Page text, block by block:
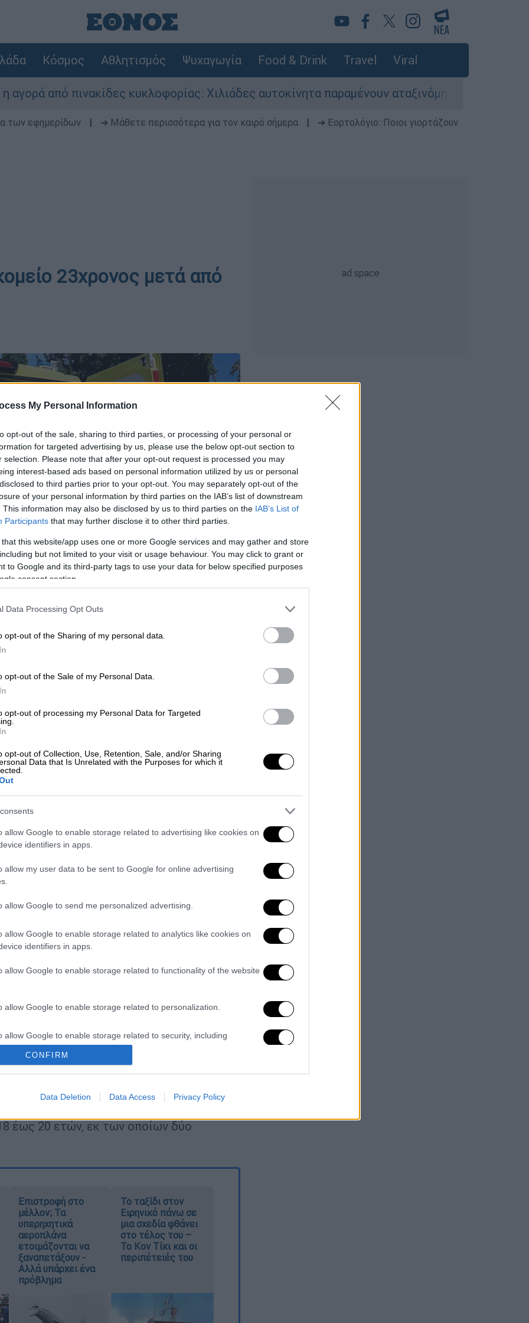
My Personal Information
opt-out of the sale, sharing to third parties, or processing of your personal or
for targeted advertising by us, please use the below opt-out section to
selection. Please note that after your opt-out request is processed you may
interest-based ads based on personal information utilized by us or personal
to third parties prior to your opt-out. You may separately opt-out of the
of your personal information by third parties on the IAB’s list of downstream
This information may also be disclosed by us to third parties on the IAB’s List of
Participants that may further disclose it to other third parties.
that this website/app uses one or more Google services and may gather and store
but not limited to your visit or usage behaviour. You may click to grant or
to Google and its third-party tags to use your data for below specified purposes
consent section.
Data Processing Opt Outs
opt-out of the Sharing of my personal data.
opt-out of the Sale of my Personal Data.
opt-out of processing my Personal Data for Targeted
opt-out of Collection, Use, Retention, Sale, and/or Sharing
Data that Is Unrelated with the Purposes for which it
allow Google to enable storage related to advertising like cookies on
identifiers in apps.
allow my user data to be sent to Google for online advertising
allow Google to send me personalized advertising.
allow Google to enable storage related to analytics like cookies on
identifiers in apps.
allow Google to enable storage related to functionality of the website
allow Google to enable storage related to personalization.
allow Google to enable storage related to security, including
functionality and fraud prevention, and other user protection.
CONFIRM
Data Deletion Data Access Privacy Policy
Κόσμος Αθλητισμός Ψυχαγωγία Food & Drink Travel Viral
από πινακίδες κυκλοφορίας: Χιλιάδες αυτοκίνητα παραμένουν αταξινόμητα - Λύση αναζητά το
των εφημερίδων ➔ Μάθετε περισσότερα για τον καιρό σήμερα
➔ Εορτολόγιο: Ποιοι γιορτάζουν
23χρονος μετά από
το ΕΘΝΟΣ στη Google
23χρονος στη ΣίνδοΘεσσαλονίκης
στο νοσοκομείο «
όταν έμαθε ότι ο πρώτος της
της Δημοκρατίας - Πότε η
Πέμπτης και φαίνεται να
Το θύμα δέχθηκε
«
στη σύλληψη δύονεαρών που
-πρόκειται για έναν
(ο δεύτερος αφέθηκε ελεύθερος με
έως 20 ετών, εκ των οποίων δύο
Επιστροφή στο
μέλλον; Τα
υπερηχητικά
αεροπλάνα
ετοιμάζονται να
ξαναπετάξουν -
Αλλά υπάρχει ένα
πρόβλημα
Το ταξίδι στον
Ειρηνικό πάνω σε
μια σχεδία φθάνει
στο τέλος του –
Το Κον Τίκι και οι
περιπέτειές του